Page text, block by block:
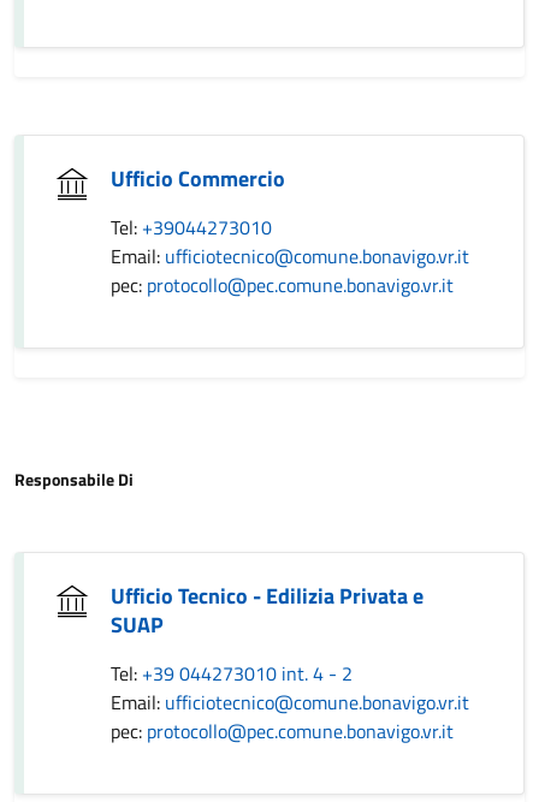
Ufficio Commercio
Tel: +39044273010
Email: ufficiotecnico@comune.bonavigo.vr.it
pec: protocollo@pec.comune.bonavigo.vr.it
Responsabile Di
Ufficio Tecnico - Edilizia Privata e
SUAP
Tel: +39 044273010 int. 4 - 2
Email: ufficiotecnico@comune.bonavigo.vr.it
pec: protocollo@pec.comune.bonavigo.vr.it